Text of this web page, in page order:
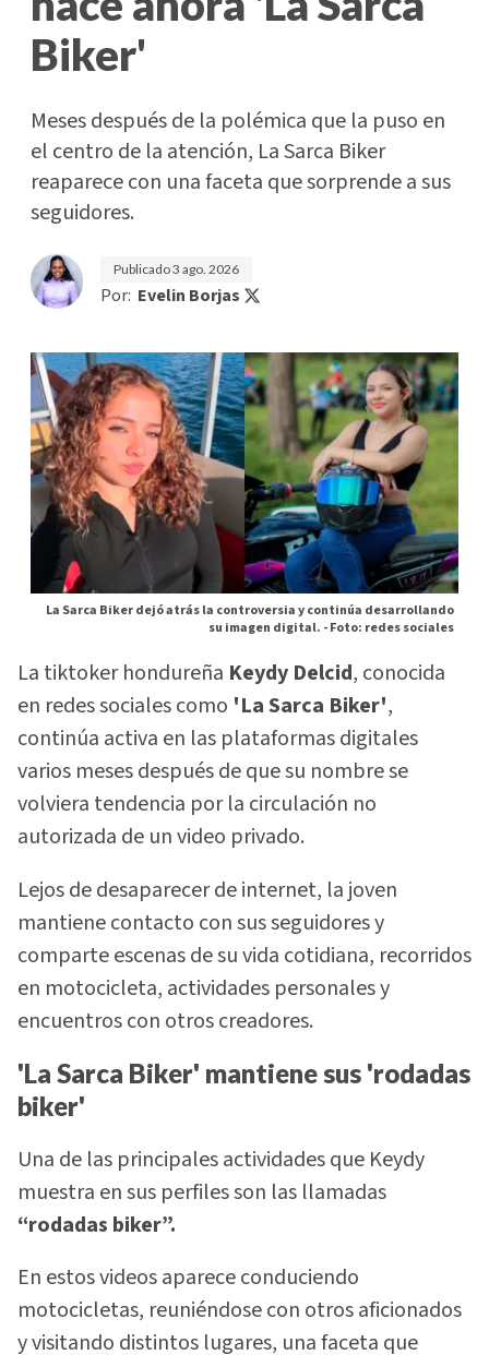
Biker'
Meses después de la polémica que la puso en
el centro de la atención, La Sarca Biker
reaparece con una faceta que sorprende a sus
seguidores.
Publicado3 ago. 2026
Por: Evelin Borjas
La Sarca Biker dejó atrás la controversia y continúa desarrollando
su imagen digital. -Foto: redes sociales
La tiktoker hondureña Keydy Delcid, conocida
en redes sociales como 'La Sarca Biker',
continúa activa en las plataformas digitales
varios meses después de que su nombre se
volviera tendencia por la circulación no
autorizada de un video privado.
Lejos de desaparecer de internet, la joven
mantiene contacto con sus seguidores y
comparte escenas de su vida cotidiana, recorridos
en motocicleta, actividades personales y
encuentros con otros creadores.
'La Sarca Biker' mantiene sus 'rodadas
biker'
Una de las principales actividades que Keydy
muestra en sus perfiles son las llamadas
“rodadas biker”.
En estos videos aparece conduciendo
motocicletas, reuniéndose con otros aficionados
y visitando distintos lugares, una faceta que